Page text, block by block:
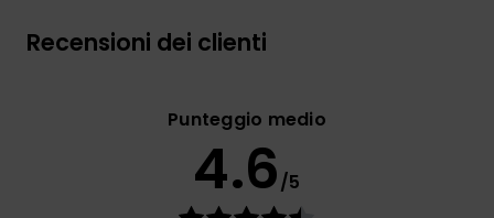
Recensioni dei clienti
Punteggio medio
4.6/5